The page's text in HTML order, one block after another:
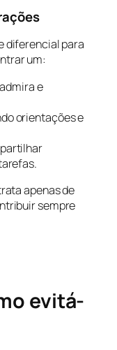
diferencial para
um:
e
orientações e
apenas de
sempre
evitá-